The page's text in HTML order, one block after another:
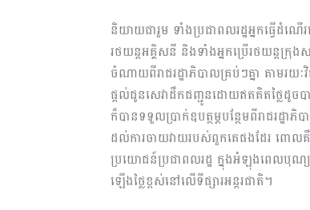
និយាយជារួម ទាំងប្រជាពលរដ្ឋអ្នកធ្វើដំ
រថយន្តអគ្គិសនី និងទាំងអ្នកប្រើរថយន្ត
ចំណាយពីរាជរដ្ឋាភិបាលគ្រប់ៗគ្នា តាមរយៈ
ផ្តល់ជូនសេវាដឹកជញ្ជូនដោយឥតគិតថ្លៃដូច
ក៏បានទទួលប្រាក់ឧបត្ថម្ភបន្ថែមពីរាជរដ្
ដល់ការចាយវាយរបស់ពួកគេផងដែរ ពោលគឺ
ប្រយោជន៍ប្រជាពលរដ្ឋ ក្នុងអំឡុងពេលបុណ្យ
ឡើងថ្លៃខ្ពស់នៅលើទីផ្សារអន្តរជាតិ។